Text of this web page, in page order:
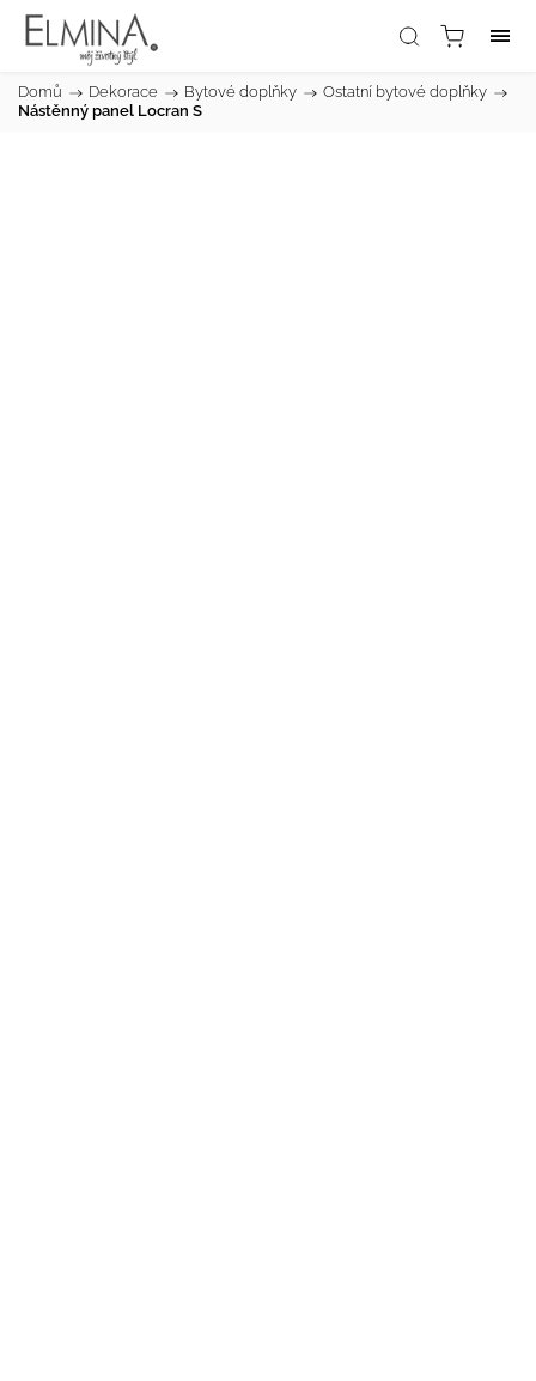
Domů / Dekorace / Bytové doplňky / Ostatní bytové doplňky /
Nástěnný panel Locran S